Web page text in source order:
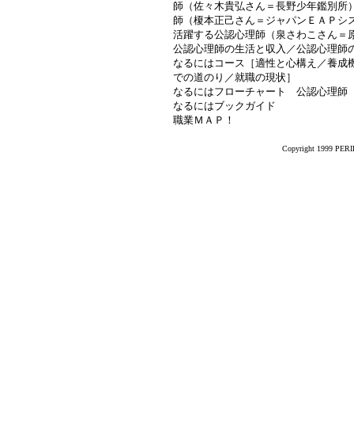
師（佐々木貴弘さん＝長野少年鑑別所
師（榎本正己さん＝ジャパンＥＡＰシ
活躍する公認心理師（泉さわこさん＝
公認心理師の生活と収入／公認心理師
なるにはコース［適性と心構え／養成
での道のり／就職の現状］
なるにはフローチャート 公認心理師
なるにはブックガイド
職業ＭＡＰ！
Copyright 1999